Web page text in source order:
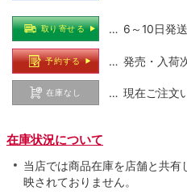
取り寄せる … 6～10日発送
予約する … 発売・入荷
在庫なし … 現在ご注文
在庫状況について
当店では商品在庫を店舗と共有
映されておりません。